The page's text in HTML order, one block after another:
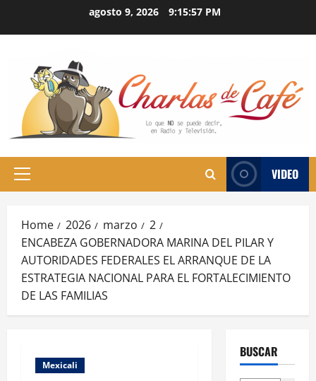
agosto 9, 2026 9:15:58 PM
Primary
VIDEO
Home 2026 marzo
2
ENCABEZA GOBERNADORA MARINA DEL PILAR Y
AUTORIDADES FEDERALES EL ARRANQUE DE LA
ESTRATEGIA NACIONAL PARA EL FORTALECIMIENTO
DE LAS FAMILIAS
Mexicali
BUSCAR